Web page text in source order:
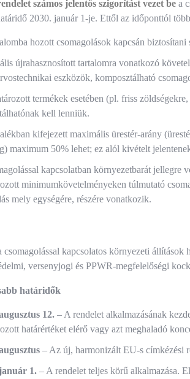
számos jelentős szigorítást vezet bea
2030. január 1-je. Ettől az időponttól
hozott csomagolások kapcsán
újrahasznosított tartalomra vonatkozó
eszközök, komposztálható
termékek esetében (pl. friss
kell lenniük.
kifejezett maximális ürestér-arány
maximum 50% lehet; ez alól kivételt
kapcsolatban környezetbarát
minimumkövetelményeken túlmutató
mely egységére, részére vonatkozik.
csomagolással kapcsolatos környezeti
versenyjogi és PPWR‑megfelelőségi
határidők
12. – A rendelet alkalmazásának
határértéket elérő vagy azt meghaladó
– Az új, harmonizált EU-s címkézési
1. – A rendelet teljes körű alkalmazása.